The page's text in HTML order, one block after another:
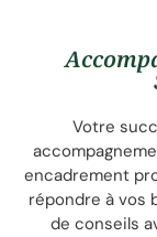
Votre
encadrement
répondre à vos
de conseils